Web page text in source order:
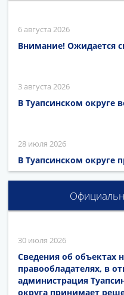
6 августа 2026
Внимание! Ожидается
3 августа 2026
В Туапсинском округе
28 июля 2026
В Туапсинском округе
30 июля 2026
Сведения об объектах
правообладателях, в
администрация
округа принимает